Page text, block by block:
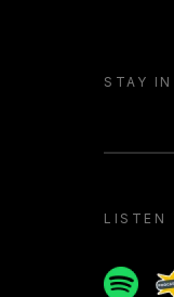
STAY
LISTEN
Spotify